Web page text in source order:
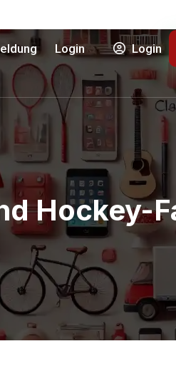
Login Login
Hockey-